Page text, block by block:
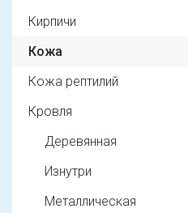
Кирпичи
Кожа
Кожа рептилий
Кровля
Деревянная
Изнутри
Металлическая